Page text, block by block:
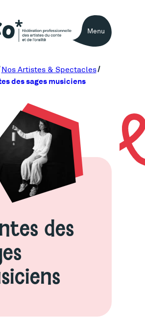
Menu
Nos Artistes & Spectacles
des sages musiciens
des